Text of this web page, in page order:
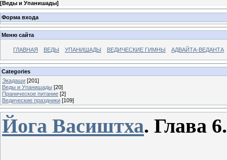
[Веды и Упанишады]
Форма входа
Меню сайта
ГЛАВНАЯ ВЕДЫ УПАНИШАДЫ ВЕДИЧЕСКИЕ ГИМНЫ АДВАЙТА-ВЕДАНТА
Categories
Экадаши [201]
Веды и Упанишады [20]
Праническое питание [2]
Ведические праздники [109]
Йога Васиштха. Глава